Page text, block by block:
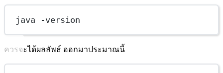
java -version
ควรจะได้ผลลัพธ์ ออกมาประมาณนี้